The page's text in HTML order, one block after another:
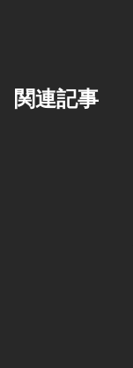
関連記事